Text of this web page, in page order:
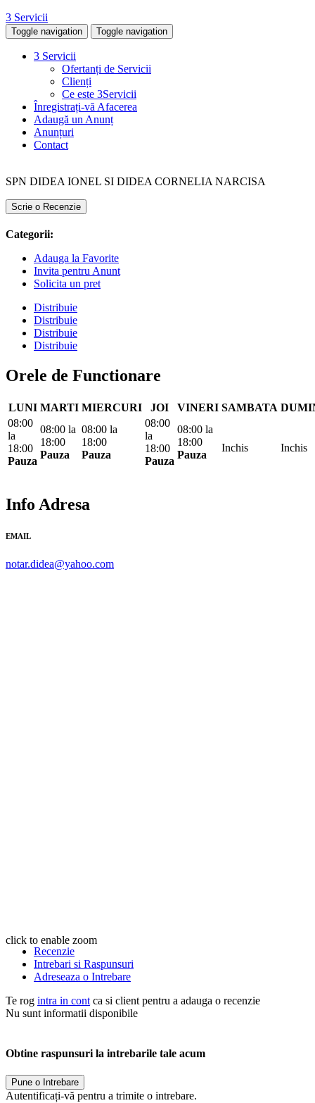
3 Servicii
Toggle navigation Toggle navigation
3 Servicii
Ofertanți de Servicii
Clienți
Ce este 3Servicii
Înregistrați-vă Afacerea
Adaugă un Anunț
Anunțuri
Contact
SPN DIDEA IONEL SI DIDEA CORNELIA NARCISA
Scrie o Recenzie
Categorii:
Adauga la Favorite
Invita pentru Anunt
Solicita un pret
Distribuie
Distribuie
Distribuie
Distribuie
Orele de Functionare
LUNI MARTI MIERCURI JOI VINERI SAMBATA
08:00
la
18:00
Pauza
08:00 la
18:00
Pauza
08:00 la
18:00
Pauza
08:00
la
18:00
Pauza
08:00 la
18:00
Pauza
Inchis Inchis
Info Adresa
EMAIL
notar.didea@yahoo.com
click to enable zoom
Recenzie
Intrebari si Raspunsuri
Adreseaza o Intrebare
Te rog intra in cont ca si client pentru a adauga o recenzie
Nu sunt informatii disponibile
Obtine raspunsuri la intrebarile tale acum
Pune o Intrebare
Autentificați-vă pentru a trimite o intrebare.